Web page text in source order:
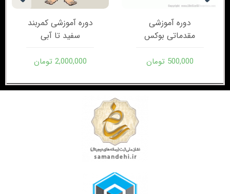
دوره آموزشی
مقدماتی بوکس
500,000 تومان
دوره آموزشی کمربند
سفید تا آبی
2,000,000 تومان